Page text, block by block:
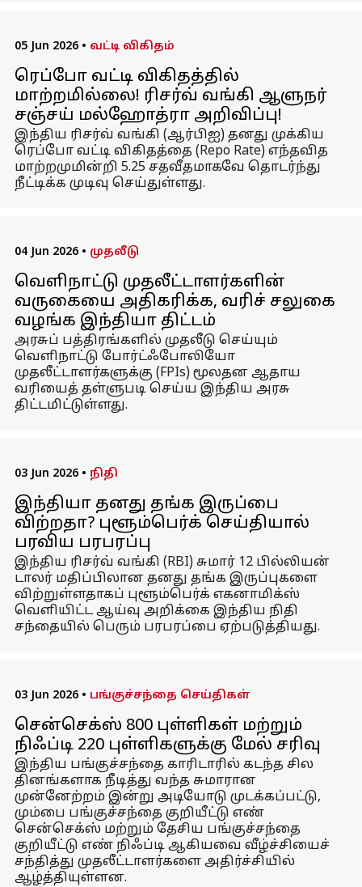
05 Jun 2026 • வட்டி விகிதம்
ரெப்போ வட்டி விகிதத்தில்
மாற்றமில்லை! ரிசர்வ் வங்கி ஆளுநர்
சஞ்சய் மல்ஹோத்ரா அறிவிப்பு!
இந்திய ரிசர்வ் வங்கி (ஆர்பிஐ) தனது முக்கிய
ரெப்போ வட்டி விகிதத்தை (Repo Rate) எந்தவித
மாற்றமுமின்றி 5.25 சதவீதமாகவே தொடர்ந்து
நீட்டிக்க முடிவு செய்துள்ளது.
04 Jun 2026 • முதலீடு
வெளிநாட்டு முதலீட்டாளர்களின்
வருகையை அதிகரிக்க, வரிச் சலுகை
வழங்க இந்தியா திட்டம்
அரசுப் பத்திரங்களில் முதலீடு செய்யும்
வெளிநாட்டு போர்ட்ஃபோலியோ
முதலீட்டாளர்களுக்கு (FPIs) மூலதன ஆதாய
வரியைத் தள்ளுபடி செய்ய இந்திய அரசு
திட்டமிட்டுள்ளது.
03 Jun 2026 • நிதி
இந்தியா தனது தங்க இருப்பை
விற்றதா? புளூம்பெர்க் செய்தியால்
பரவிய பரபரப்பு
இந்திய ரிசர்வ் வங்கி (RBI) சுமார் 12 பில்லியன்
டாலர் மதிப்பிலான தனது தங்க இருப்புகளை
விற்றுள்ளதாகப் புளூம்பெர்க் எகனாமிக்ஸ்
வெளியிட்ட ஆய்வு அறிக்கை இந்திய நிதி
சந்தையில் பெரும் பரபரப்பை ஏற்படுத்தியது.
03 Jun 2026 • பங்குச்சந்தை செய்திகள்
சென்செக்ஸ் 800 புள்ளிகள் மற்றும்
நிஃப்டி 220 புள்ளிகளுக்கு மேல் சரிவு
இந்திய பங்குச்சந்தை காரிடாரில் கடந்த சில
தினங்களாக நீடித்து வந்த சுமாரான
முன்னேற்றம் இன்று அடியோடு முடக்கப்பட்டு,
மும்பை பங்குச்சந்தை குறியீட்டு எண்
சென்செக்ஸ் மற்றும் தேசிய பங்குச்சந்தை
குறியீட்டு எண் நிஃப்டி ஆகியவை வீழ்ச்சியைச்
சந்தித்து முதலீட்டாளர்களை அதிர்ச்சியில்
ஆழ்த்தியுள்ளன.